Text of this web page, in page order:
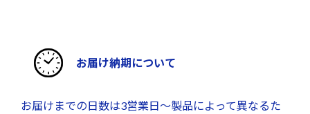
お届け納期について
お届けまでの日数は3営業日～製品によって異なるた